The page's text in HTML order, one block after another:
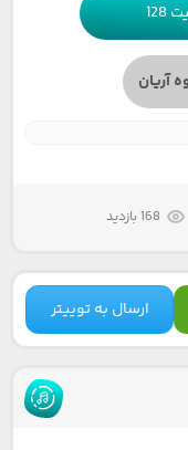
آریان
168 بازدید
ارسال به توییتر